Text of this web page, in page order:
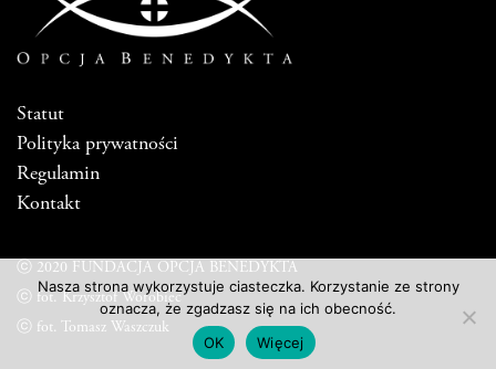
Statut
Polityka prywatności
Regulamin
Kontakt
ⓒ 2020 FUNDACJA OPCJA BENEDYKTA
ⓒ fot. Krzysztof Worobiec
ⓒ fot. Tomasz Waszczuk
Nasza strona wykorzystuje ciasteczka. Korzystanie ze strony
oznacza, że zgadzasz się na ich obecność.
OK
Więcej